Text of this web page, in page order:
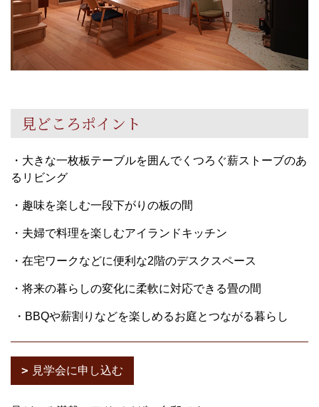
見どころポイント
・大きな一枚板テーブルを囲んでくつろぐ薪ストーブのあ
るリビング
・趣味を楽しむ一段下がりの板の間
・夫婦で料理を楽しむアイランドキッチン
・在宅ワークなどに便利な2階のデスクスペース
・将来の暮らしの変化に柔軟に対応できる畳の間
・BBQや薪割りなどを楽しめるお庭とつながる暮らし
見学会に申し込む